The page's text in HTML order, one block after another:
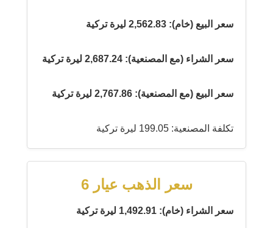
سعر البيع (خام): 2,562.83 ليرة تركية
سعر الشراء (مع المصنعية): 2,687.24 ليرة تركية
سعر البيع (مع المصنعية): 2,767.86 ليرة تركية
تكلفة المصنعية: 199.05 ليرة تركية
سعر الذهب عيار 6
سعر الشراء (خام): 1,492.91 ليرة تركية